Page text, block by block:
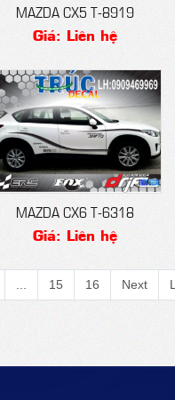
MAZDA CX5 T-8919
Giá: Liên hệ
MAZDA CX6 T-6318
Giá: Liên hệ
... 15 16 Next